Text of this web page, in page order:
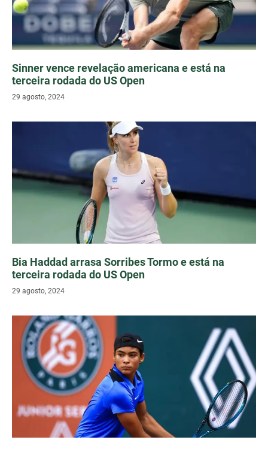
Sinner vence revelação americana e está na
terceira rodada do US Open
29 agosto, 2024
Bia Haddad arrasa Sorribes Tormo e está na
terceira rodada do US Open
29 agosto, 2024